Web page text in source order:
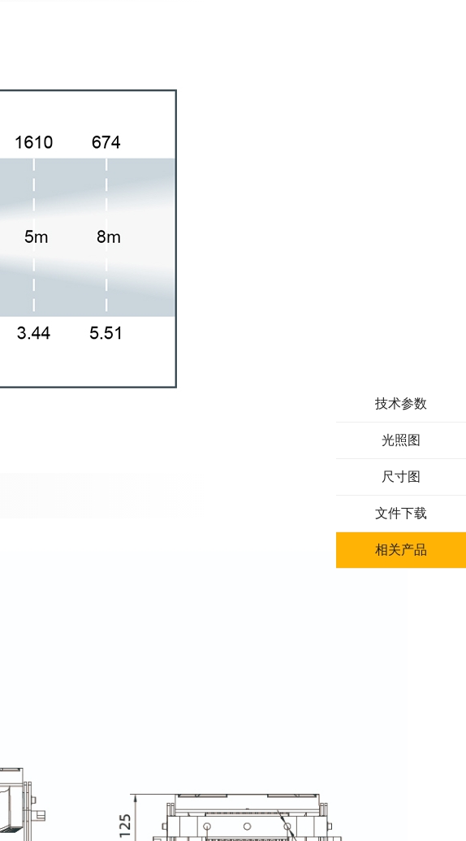
技术参数
光照图
尺寸图
文件下载
相关产品